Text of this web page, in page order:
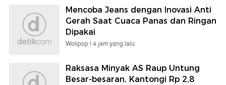
Mencoba Jeans dengan Inovasi Anti
Gerah Saat Cuaca Panas dan Ringan
Dipakai
Wolipop | 4 jam yang lalu
Raksasa Minyak AS Raup Untung
Besar-besaran, Kantongi Rp 2,8